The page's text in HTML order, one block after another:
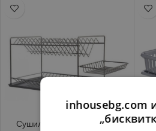
Сушилник за чинии Никел
inhousebg.com